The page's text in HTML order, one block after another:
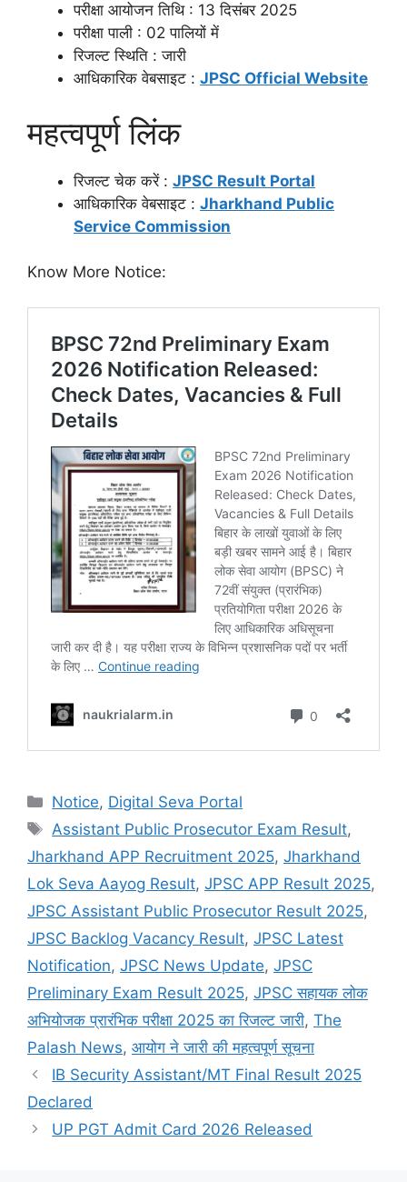
परीक्षा आयोजन तिथि : 13 दिसंबर 2025
परीक्षा पाली : 02 पालियों में
रिजल्ट स्थिति : जारी
आधिकारिक वेबसाइट : JPSC Official Website
महत्वपूर्ण लिंक
रिजल्ट चेक करें : JPSC Result Portal
आधिकारिक वेबसाइट : Jharkhand Public
Service Commission
Know More Notice:
Notice, Digital Seva Portal
Assistant Public Prosecutor Exam Result,
Jharkhand APP Recruitment 2025, Jharkhand
Lok Seva Aayog Result, JPSC APP Result 2025,
JPSC Assistant Public Prosecutor Result 2025,
JPSC Backlog Vacancy Result, JPSC Latest
Notification, JPSC News Update, JPSC
Preliminary Exam Result 2025, JPSC सहायक लोक
अभियोजक प्रारंभिक परीक्षा 2025 का रिजल्ट जारी, The
Palash News, आयोग ने जारी की महत्वपूर्ण सूचना
IB Security Assistant/MT Final Result 2025
Declared
UP PGT Admit Card 2026 Released